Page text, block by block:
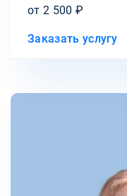
от 2 500 ₽
Заказать услугу